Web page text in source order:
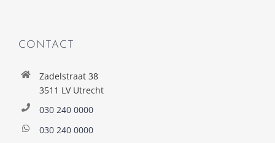
CONTACT
Zadelstraat 38
3511 LV Utrecht
030 240 0000
030 240 0000